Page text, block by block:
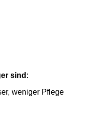
sind :
weniger Pflege